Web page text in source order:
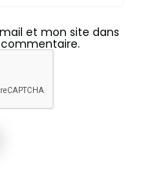
et mon site dans